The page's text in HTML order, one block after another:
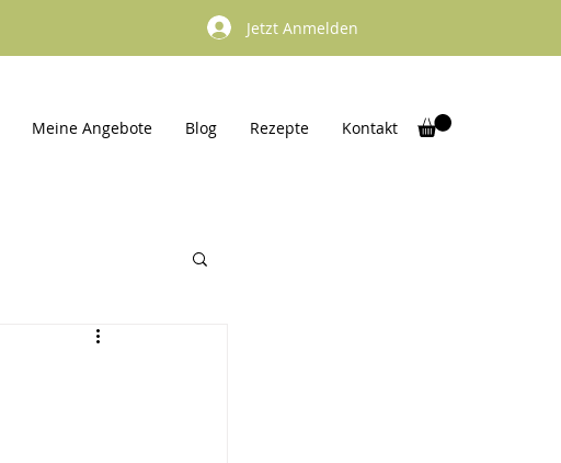
Jetzt Anmelden
Meine Angebote Blog Rezepte Kontakt